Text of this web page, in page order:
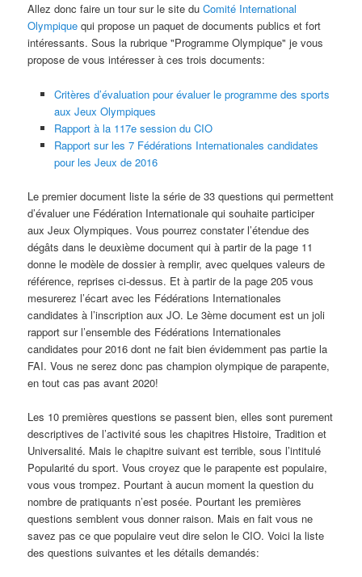
Allez donc faire un tour sur le site duComité International
Olympique qui propose un paquet de documents publics et fort
intéressants. Sous la rubrique "Programme Olympique" je vous
propose de vous intéresser à ces trois documents:
Critères d’évaluation pour évaluer le programme des sports
aux Jeux Olympiques
Rapport à la 117e session du CIO
Rapport sur les 7 Fédérations Internationales candidates
pour les Jeux de 2016
Le premier document liste la série de 33 questions qui permettent
d’évaluer une Fédération Internationale qui souhaite participer
aux Jeux Olympiques. Vous pourrez constater l’étendue des
dégâts dans le deuxième document qui à partir de la page 11
donne le modèle de dossier à remplir, avec quelques valeurs de
référence, reprises ci-dessus. Et à partir de la page 205 vous
mesurerez l’écart avec les Fédérations Internationales
candidates à l’inscription aux JO. Le 3ème document est un joli
rapport sur l’ensemble des Fédérations Internationales
candidates pour 2016 dont ne fait bien évidemment pas partie la
FAI. Vous ne serez donc pas champion olympique de parapente,
en tout cas pas avant 2020!
Les 10 premières questions se passent bien, elles sont purement
descriptives de l’activité sous les chapitres Histoire, Tradition et
Universalité. Mais le chapitre suivant est terrible, sous l’intitulé
Popularité du sport. Vous croyez que le parapente est populaire,
vous vous trompez. Pourtant à aucun moment la question du
nombre de pratiquants n’est posée. Pourtant les premières
questions semblent vous donner raison. Mais en fait vous ne
savez pas ce que populaire veut dire selon le CIO. Voici la liste
des questions suivantes et les détails demandés: